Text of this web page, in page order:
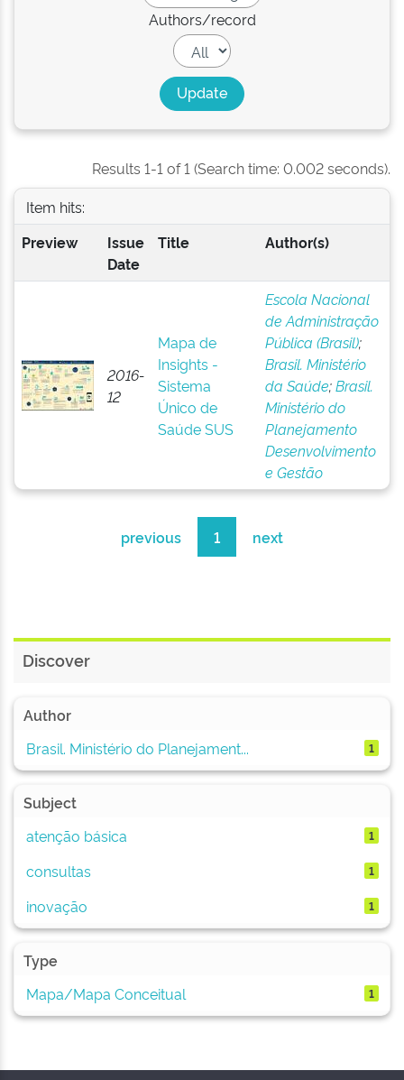
Authors/record
Results 1-1 of 1 (Search time: 0.002 seconds).
Item hits:
Preview
Issue
Date
Title Author(s)
2016-
12
Mapa de
Insights -
Sistema
Único de
Saúde SUS
Escola Nacional
de Administração
Pública (Brasil);
Brasil. Ministério
da Saúde;Brasil.
Ministério do
Planejamento
Desenvolvimento
e Gestão
previous 1 next
Discover
Author
Brasil. Ministério do Planejament...
1
Subject
atenção básica
1
consultas 1
inovação 1
Type
Mapa/Mapa Conceitual
1